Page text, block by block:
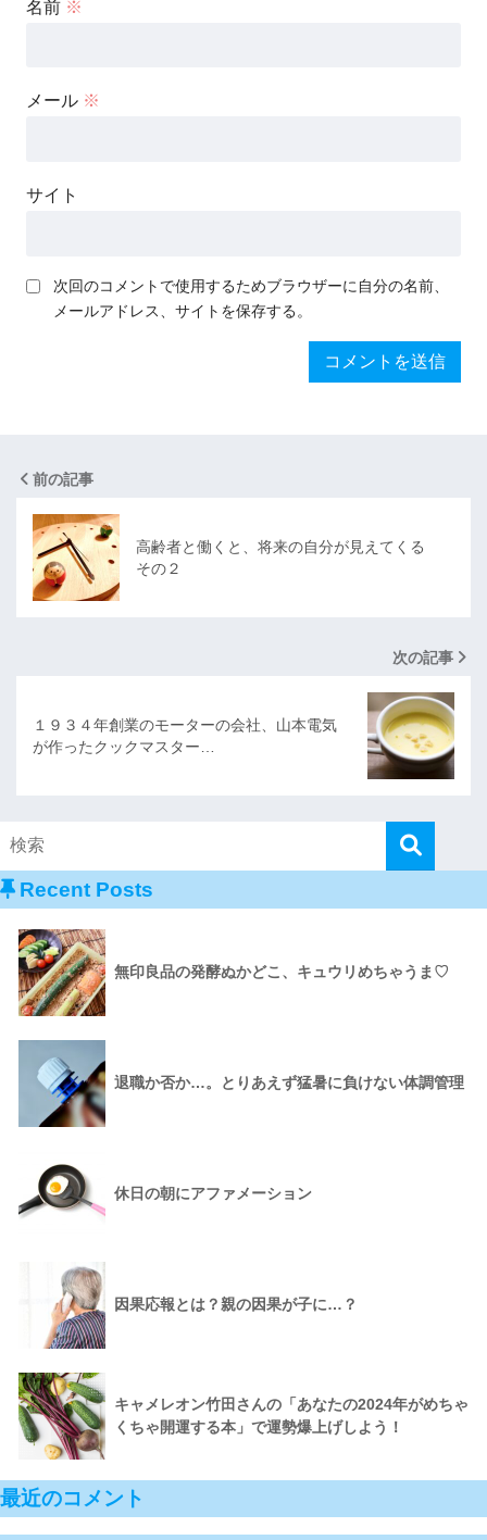
名前 ※
メール ※
サイト
次回のコメントで使用するためブラウザーに自分の名前、
メールアドレス、サイトを保存する。
前の記事
高齢者と働くと、将来の自分が見えてくる
その２
次の記事
１９３４年創業のモーターの会社、山本電気
が作ったクックマスター…
Recent Posts
無印良品の発酵ぬかどこ、キュウリめちゃうま♡
退職か否か…。とりあえず猛暑に負けない体調管理
休日の朝にアファメーション
因果応報とは？親の因果が子に…？
キャメレオン竹田さんの「あなたの2024年がめちゃ
くちゃ開運する本」で運勢爆上げしよう！
最近のコメント